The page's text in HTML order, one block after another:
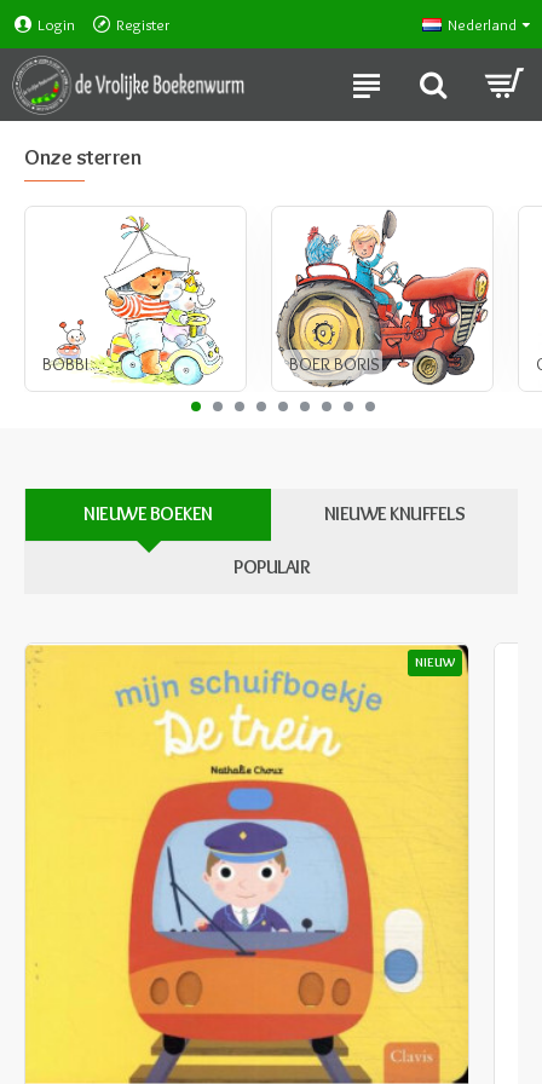
Login Register Nederland
Onze sterren
BOBBI BOER BORIS
NIEUWE BOEKEN NIEUWE KNUFFELS
POPULAIR
NIEUW